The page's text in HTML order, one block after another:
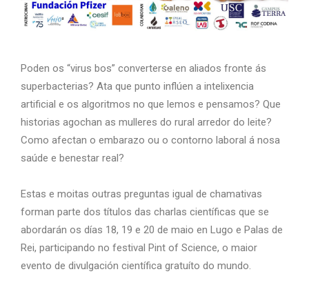
Poden os “virus bos” converterse en aliados fronte ás
superbacterias? Ata que punto inflúen a intelixencia
artificial e os algoritmos no que lemos e pensamos? Que
historias agochan as mulleres do rural arredor do leite?
Como afectan o embarazo ou o contorno laboral á nosa
saúde e benestar real?
Estas e moitas outras preguntas igual de chamativas
forman parte dos títulos das charlas científicas que se
abordarán os días 18, 19 e 20 de maio en Lugo e Palas de
Rei, participando no festival Pint of Science, o maior
evento de divulgación científica gratuíto do mundo.